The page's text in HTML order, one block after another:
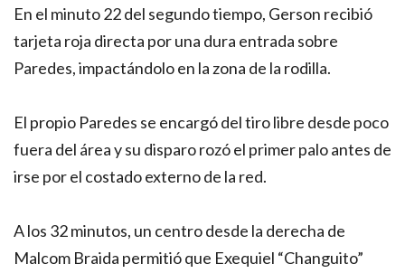
En el minuto 22 del segundo tiempo, Gerson recibió
tarjeta roja directa por una dura entrada sobre
Paredes, impactándolo en la zona de la rodilla.
El propio Paredes se encargó del tiro libre desde poco
fuera del área y su disparo rozó el primer palo antes de
irse por el costado externo de la red.
A los 32 minutos, un centro desde la derecha de
Malcom Braida permitió que Exequiel “Changuito”